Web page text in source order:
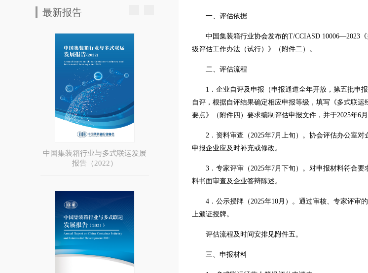
最新报告
中国集装箱行业与多式联运发展
报告（2022）
一、评估依据
中国集装箱行业协会发布的T/CCIASD 10006—2023
级评估工作办法（试行）》（附件二）。
二、评估流程
1．企业自评及申报（申报通道全年开放，第五批申
自评，根据自评结果确定相应申报等级，填写《多式联
要点》（附件四）要求编制评估申报文件，并于2025年6
2．资料审查（2025年7月上旬）。协会评估办公室
申报企业应及时补充或修改。
3．专家评审（2025年7月下旬）。对申报材料符合要
料书面审查及企业答辩陈述。
4．公示授牌（2025年10月）。通过审核、专家评审
上颁证授牌。
评估流程及时间安排见附件五。
三、申报材料